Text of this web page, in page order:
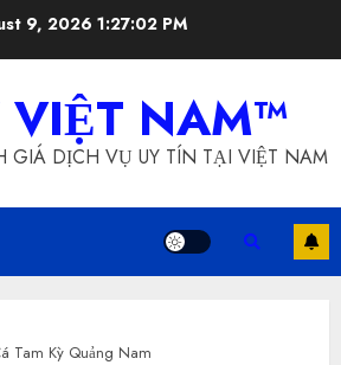
9, 2026 1:27:03 PM
VIỆT NAM™
DỊCH VỤ UY TÍN TẠI VIỆT NAM
Tam Kỳ Quảng Nam